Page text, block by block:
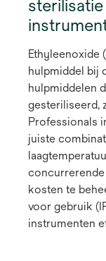
Ethyleenoxide
hulpmiddel bij
hulpmiddelen
gesteriliseerd,
Professionals
juiste
concurrerende
kosten te
voor gebruik
instrumenten